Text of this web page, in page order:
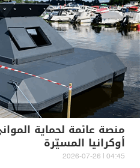
منصة عائمة لحماية
أوكرانيا المسيّرة
04:45 | 2026-07-26